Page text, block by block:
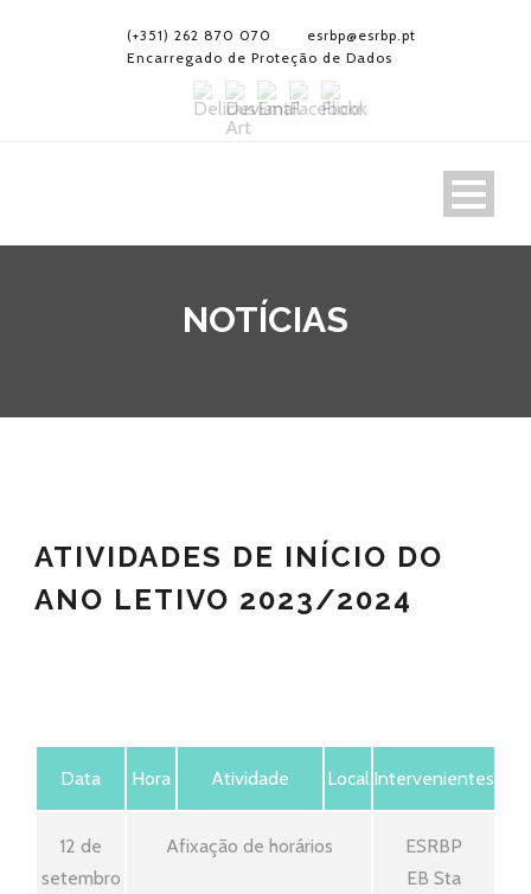
(+351) 262 870 070
esrbp@esrbp.pt
Encarregado de Proteção de Dados
NOTÍCIAS
ATIVIDADES DE INÍCIO DO
ANO LETIVO 2023/2024
Data Hora Atividade Local Intervenientes
12 de
setembro
Afixação de horários
ESRBP
EB Sta